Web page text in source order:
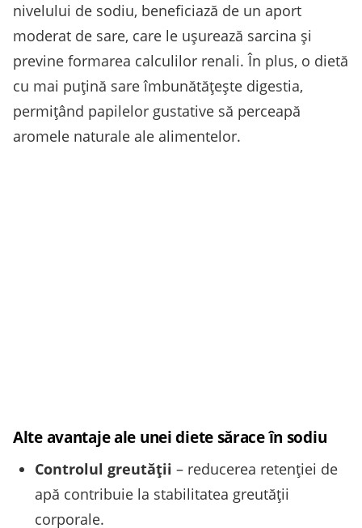
nivelului de sodiu, beneficiază de un aport
moderat de sare, care le ușurează sarcina și
previne formarea calculilor renali. În plus, o dietă
cu mai puțină sare îmbunătățește digestia,
permițând papilelor gustative să perceapă
aromele naturale ale alimentelor.
Alte avantaje ale unei diete sărace în sodiu
Controlul greutății – reducerea retenției de
apă contribuie la stabilitatea greutății
corporale.